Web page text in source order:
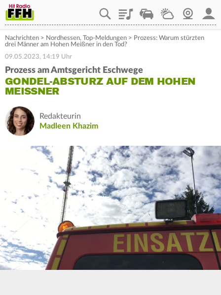
PlaylistStaupilotWetterWebcam
Nachrichten > Nordhessen, Top-Meldungen > Prozess: Warum stürzten
drei Männer am Hohen Meißner in den Tod?
09.05.2023, 14:19 Uhr
Prozess am Amtsgericht Eschwege
GONDEL-ABSTURZ AUF DEM HOHEN
MEISSNER
Redakteurin
Madleen Khazim